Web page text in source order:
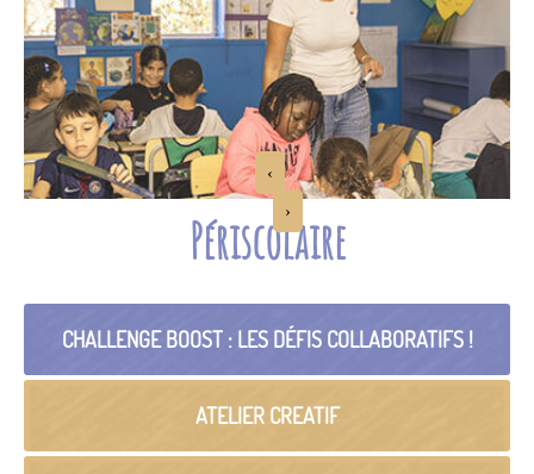
‹
›
Périscolaire
CHALLENGE BOOST : LES DÉFIS COLLABORATIFS !
ATELIER CREATIF